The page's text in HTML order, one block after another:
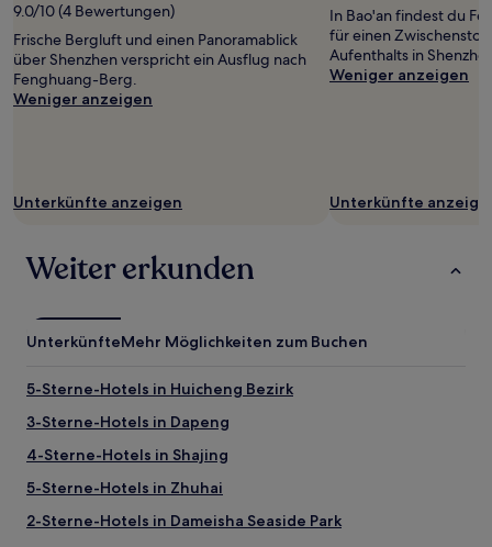
9.0/10 (4 Bewertungen)
Frische Bergluft und einen Panoramablick
über Shenzhen verspricht ein Ausflug nach
Fenghuang-Berg.
Weniger anzeigen
Unterkünfte anzeigen
In Bao'an findest du
für einen
Aufenthalts in
Weniger anzeigen
Unterkünfte
Weiter erkunden
UnterkünfteMehr Möglichkeiten zum Buchen
5-Sterne-Hotels in Huicheng Bezirk
3-Sterne-Hotels in Dapeng
4-Sterne-Hotels in Shajing
5-Sterne-Hotels in Zhuhai
2-Sterne-Hotels in Dameisha Seaside Park